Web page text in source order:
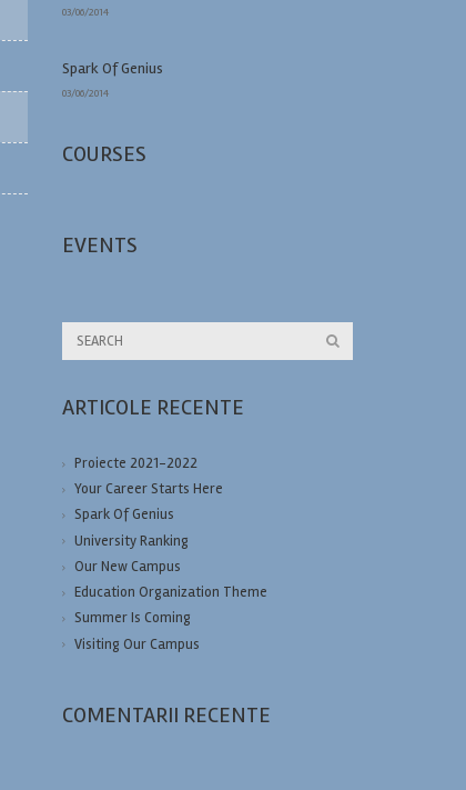
03/06/2014
Spark Of Genius
03/06/2014
COURSES
EVENTS
ARTICOLE RECENTE
Proiecte 2021-2022
Your Career Starts Here
Spark Of Genius
University Ranking
Our New Campus
Education Organization Theme
Summer Is Coming
Visiting Our Campus
COMENTARII RECENTE